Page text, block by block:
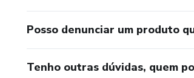
Posso denunciar um produto
Tenho outras dúvidas, quem